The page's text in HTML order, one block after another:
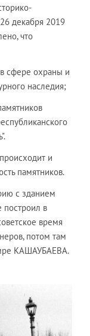
декабря 2019
что
сфере охраны и
наследия;
и
памятников.
с зданием
построил в
время
потом там
КАШАУБАЕВА.